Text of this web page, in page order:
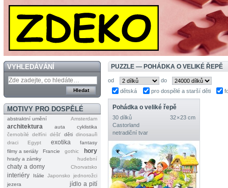
VYHLEDÁVÁNÍ
MOTIVY PRO DOSPĚLÉ
abstraktní umění Amsterdam
architektura auta
cyklistika
černobílé
delfíni déšť děti dinosauři
draci
Egypt exotika
fantasy
filmy a seriály
Francie gothic hory
hrady a zámky hudební
chaty a domy Chorvatsko
interiéry Itálie Japonsko
jednorožci
jezera
jídlo a pití
PUZZLE — POHÁDKA O VELIKÉ ŘEPĚ
od
do
dětská
pro dospělé a starší děti
Pohádka o veliké řepě
30 dílků
32 × 23 cm
Castorland
netradiční tvar